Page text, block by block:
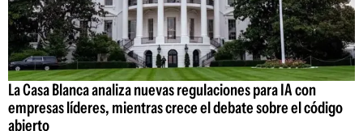
La Casa Blanca analiza nuevas regulaciones para IA con
empresas líderes, mientras crece el debate sobre el código
abierto